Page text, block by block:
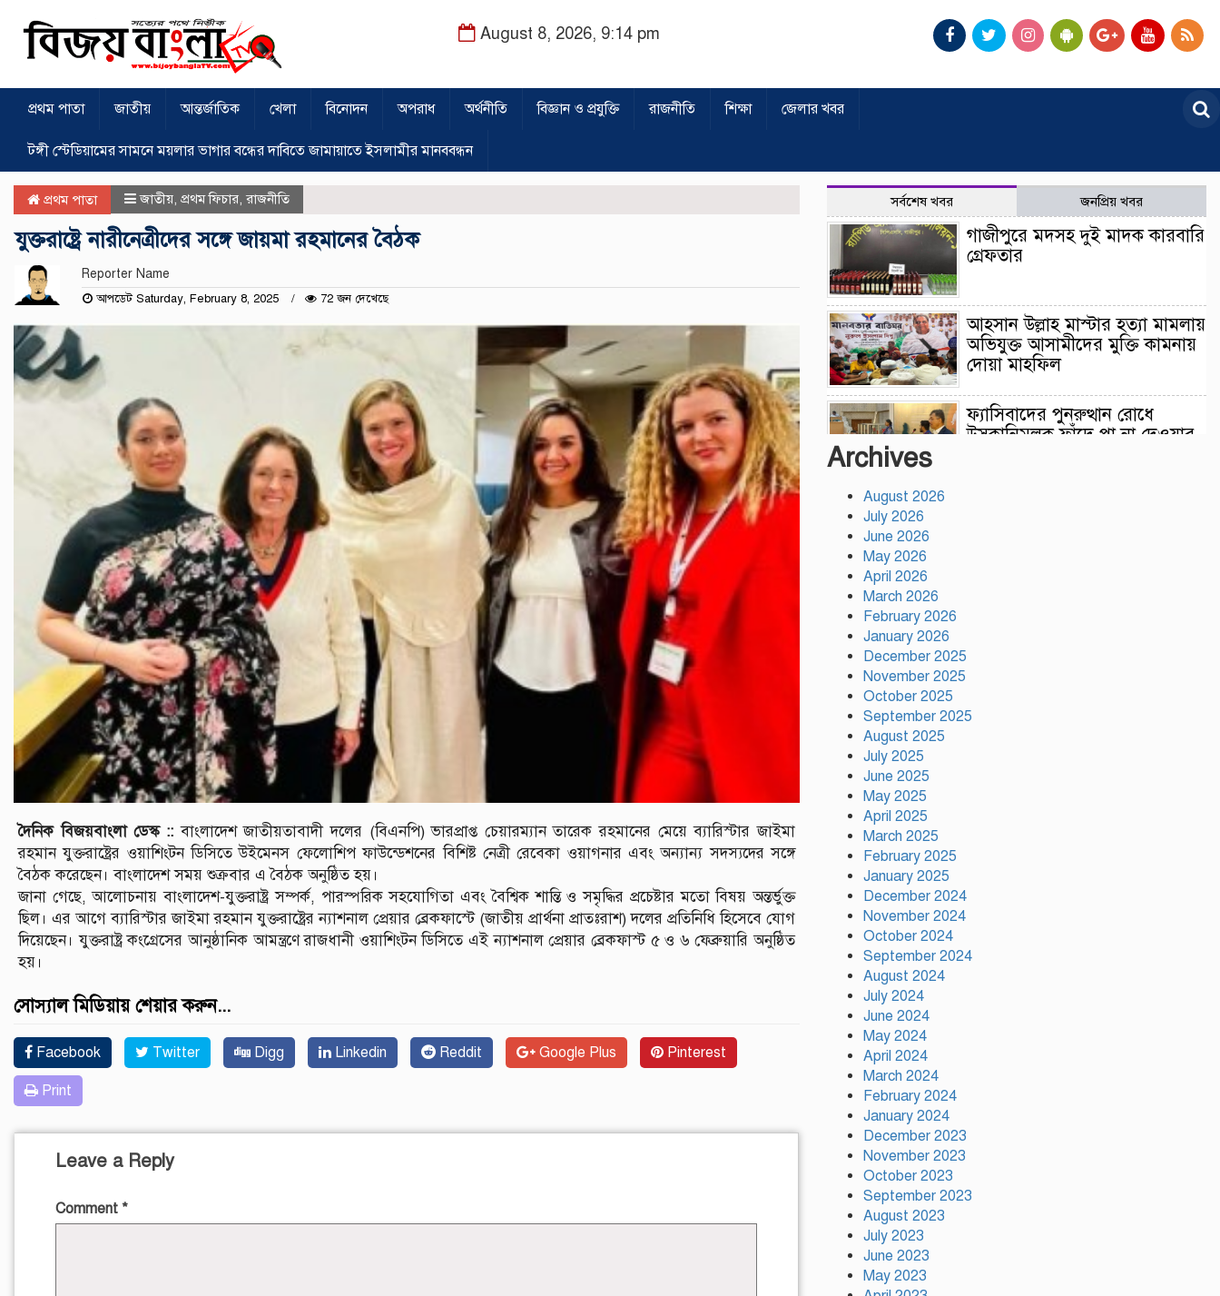
August 8, 2026, 9:14 pm
প্রথম পাতা জাতীয় আন্তর্জাতিক খেলা বিনোদন অপরাধ অর্থনীতি বিজ্ঞান ও প্রযুক্তি রাজনীতি শিক্ষা জেলার খবর
টঙ্গী স্টেডিয়ামের সামনে ময়লার ভাগার বন্ধের দাবিতে জামায়াতে ইসলামীর মানববন্ধন
প্রথম পাতা জাতীয় প্রথম ফিচার রাজনীতি
যুক্তরাষ্ট্রে নারীনেত্রীদের সঙ্গে জায়মা রহমানের বৈঠক
Reporter Name
আপডেট Saturday, February 8, 2025 72 জন দেখেছে
দৈনিক বিজয়বাংলা ডেস্ক ::বাংলাদেশ জাতীয়তাবাদী দলের (বিএনপি) ভারপ্রাপ্ত চেয়ারম্যান তারেক রহমানের মেয়ে ব্যারিস্টার জাইমা
রহমান যুক্তরাষ্ট্রের ওয়াশিংটন ডিসিতে উইমেনস ফেলোশিপ ফাউন্ডেশনের বিশিষ্ট নেত্রী রেবেকা ওয়াগনার এবং অন্যান্য সদস্যদের সঙ্গে
বৈঠক করেছেন। বাংলাদেশ সময় শুক্রবার এ বৈঠক অনুষ্ঠিত হয়।
জানা গেছে, আলোচনায় বাংলাদেশ-যুক্তরাষ্ট্র সম্পর্ক, পারস্পরিক সহযোগিতা এবং বৈশ্বিক শান্তি ও সমৃদ্ধির প্রচেষ্টার মতো বিষয় অন্তর্ভুক্ত
ছিল। এর আগে ব্যারিস্টার জাইমা রহমান যুক্তরাষ্ট্রের ন্যাশনাল প্রেয়ার ব্রেকফাস্টে (জাতীয় প্রার্থনা প্রাতঃরাশ) দলের প্রতিনিধি হিসেবে যোগ
দিয়েছেন। যুক্তরাষ্ট্র কংগ্রেসের আনুষ্ঠানিক আমন্ত্রণে রাজধানী ওয়াশিংটন ডিসিতে এই ন্যাশনাল প্রেয়ার ব্রেকফাস্ট ৫ ও ৬ ফেব্রুয়ারি অনুষ্ঠিত
হয়।
সোস্যাল মিডিয়ায় শেয়ার করুন...
Facebook Twitter Digg Linkedin Reddit Google Plus Pinterest
Print
Leave a Reply
Comment *
সর্বশেষ খবর জনপ্রিয় খবর
গাজীপুরে মদসহ দুই মাদক কারবারি
গ্রেফতার
আহসান উল্লাহ মাস্টার হত্যা মামলায়
অভিযুক্ত আসামীদের মুক্তি কামনায়
দোয়া মাহফিল
ফ্যাসিবাদের পুনরুত্থান রোধে
উসকানিমূলক ফাঁদে পা না দেওয়ার
সহযোগিতা, সম্প্রীতির উজ্জ্বল দৃষ্টান্ত
অস্ট্রেলিয়ার বিপক্ষে টেস্ট সিরিজ
Archives
August 2026
July 2026
June 2026
May 2026
April 2026
March 2026
February 2026
January 2026
December 2025
November 2025
October 2025
September 2025
August 2025
July 2025
June 2025
May 2025
April 2025
March 2025
February 2025
January 2025
December 2024
November 2024
October 2024
September 2024
August 2024
July 2024
June 2024
May 2024
April 2024
March 2024
February 2024
January 2024
December 2023
November 2023
October 2023
September 2023
August 2023
July 2023
June 2023
May 2023